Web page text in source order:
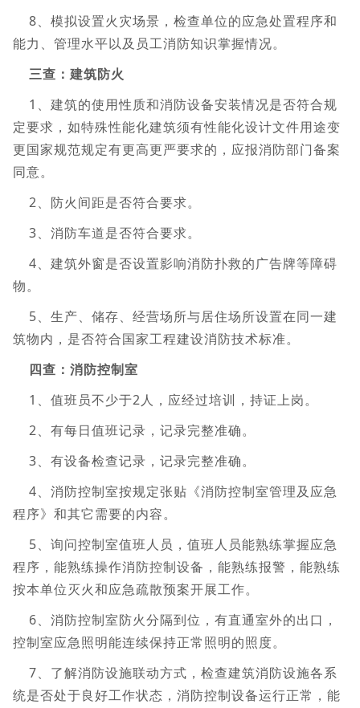
8、模拟设置火灾场景，检查单位的应急处置程序和
能力、管理水平以及员工消防知识掌握情况。
三查：建筑防火
1、建筑的使用性质和消防设备安装情况是否符合规
定要求，如特殊性能化建筑须有性能化设计文件用途变
更国家规范规定有更高更严要求的，应报消防部门备案
同意。
2、防火间距是否符合要求。
3、消防车道是否符合要求。
4、建筑外窗是否设置影响消防扑救的广告牌等障碍
物。
5、生产、储存、经营场所与居住场所设置在同一建
筑物内，是否符合国家工程建设消防技术标准。
四查：消防控制室
1、值班员不少于2人，应经过培训，持证上岗。
2、有每日值班记录，记录完整准确。
3、有设备检查记录，记录完整准确。
4、消防控制室按规定张贴《消防控制室管理及应急
程序》和其它需要的内容。
5、询问控制室值班人员，值班人员能熟练掌握应急
程序，能熟练操作消防控制设备，能熟练报警，能熟练
按本单位灭火和应急疏散预案开展工作。
6、消防控制室防火分隔到位，有直通室外的出口，
控制室应急照明能连续保持正常照明的照度。
7、了解消防设施联动方式，检查建筑消防设施各系
统是否处于良好工作状态，消防控制设备运行正常，能